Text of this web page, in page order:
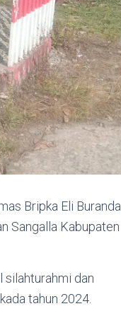
Bripka Eli Buranda
Sangalla Kabupaten
silahturahmi dan
tahun 2024.